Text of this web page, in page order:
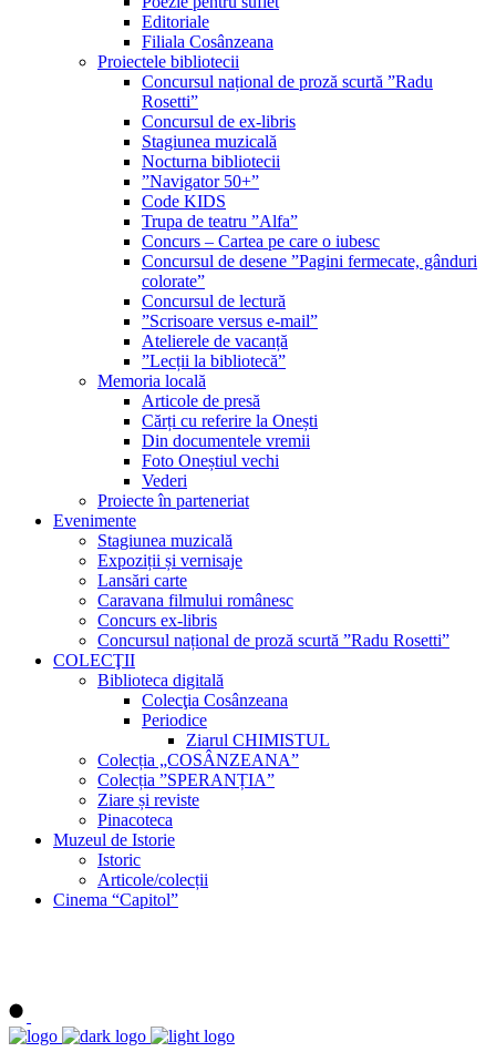
Editoriale
Filiala Cosânzeana
Proiectele bibliotecii
Concursul național de proză scurtă ”Radu
Rosetti”
Concursul de ex-libris
Stagiunea muzicală
Nocturna bibliotecii
”Navigator 50+”
Code KIDS
Trupa de teatru ”Alfa”
Concurs – Cartea pe care o iubesc
Concursul de desene ”Pagini fermecate, gânduri
colorate”
Concursul de lectură
”Scrisoare versus e-mail”
Atelierele de vacanță
”Lecții la bibliotecă”
Memoria locală
Articole de presă
Cărți cu referire la Onești
Din documentele vremii
Foto Oneștiul vechi
Vederi
Proiecte în parteneriat
Evenimente
Stagiunea muzicală
Expoziții și vernisaje
Lansări carte
Caravana filmului românesc
Concurs ex-libris
Concursul național de proză scurtă ”Radu Rosetti”
COLECŢII
Biblioteca digitală
Colecţia Cosânzeana
Periodice
Ziarul CHIMISTUL
Colecția „COSÂNZEANA”
Colecția ”SPERANȚIA”
Ziare și reviste
Pinacoteca
Muzeul de Istorie
Istoric
Articole/colecții
Cinema “Capitol”